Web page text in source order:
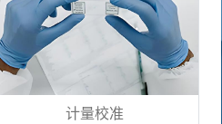
计量校准